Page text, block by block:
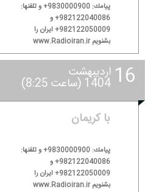
پیامك: 9830000900+ و تلفنها:
982122040086+ و
982122050009+ ایران را
بشنویم www.Radioiran.ir
16 اردیبهشت
1404 (ساعت 8:25)
با كریمان
پیامك: 9830000900+ و تلفنها:
982122040086+ و
982122050009+ ایران را
بشنویم www.Radioiran.ir